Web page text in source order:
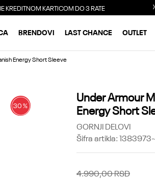
KREDITNOM KARTICOM DO 3 RATE
BRENDOVI LAST CHANCE OUTLET
Energy Short Sleeve
30%
Under Armour
Energy Short
GORNJI DELOVI
Šifra artikla:
4.990,00RSD